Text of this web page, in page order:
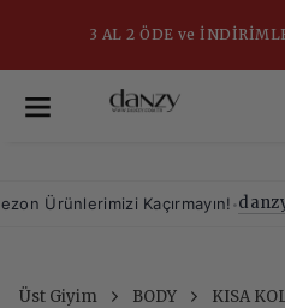
3 AL 2 ÖDE ve
Kaçırmayın!•
Üst Giyim BODY
KISA